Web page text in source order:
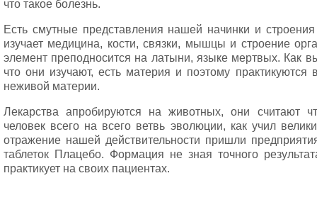
что такое болезнь.
Есть смутные представления нашей начинки и
изучает медицина, кости, связки, мышцы и строение
элемент преподносится на латыни, языке мертвых. Как
что они изучают, есть материя и поэтому
неживой материи.
Лекарства апробируются на животных, они считают
человек всего на всего ветвь эволюции, как учил
отражение нашей действительности пришли
таблеток Плацебо. Формация не зная точного
практикует на своих пациентах.